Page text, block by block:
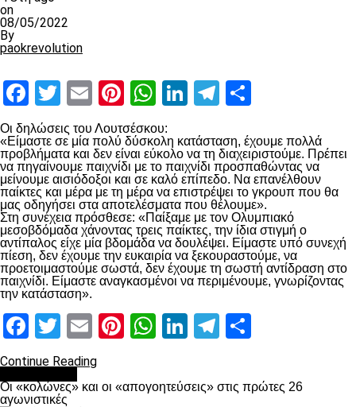
on
08/05/2022
By
paokrevolution
Facebook
Twitter
EmailPinterest
WhatsApp
LinkedIn
Telegram
Οι δηλώσεις του Λουτσέσκου:
«Είμαστε σε μία πολύ δύσκολη κατάσταση, έχουμε πολλά
προβλήματα και δεν είναι εύκολο να τη διαχειριστούμε. Πρέπει
να πηγαίνουμε παιχνίδι με το παιχνίδι προσπαθώντας να
μείνουμε αισιόδοξοι και σε καλό επίπεδο. Να επανέλθουν
παίκτες και μέρα με τη μέρα να επιστρέψει το γκρουπ που θα
μας οδηγήσει στα αποτελέσματα που θέλουμε».
Στη συνέχεια πρόσθεσε: «Παίξαμε με τον Ολυμπιακό
μεσοβδόμαδα χάνοντας τρεις παίκτες, την ίδια στιγμή ο
αντίπαλος είχε μία βδομάδα να δουλέψει. Είμαστε υπό συνεχή
πίεση, δεν έχουμε την ευκαιρία να ξεκουραστούμε, να
προετοιμαστούμε σωστά, δεν έχουμε τη σωστή αντίδραση στο
παιχνίδι. Είμαστε αναγκασμένοι να περιμένουμε, γνωρίζοντας
την κατάσταση».
Facebook
Twitter
EmailPinterest
WhatsApp
LinkedIn
Telegram
Continue Reading
Οι «κολώνες» και οι «απογοητεύσεις» στις πρώτες 26
αγωνιστικές